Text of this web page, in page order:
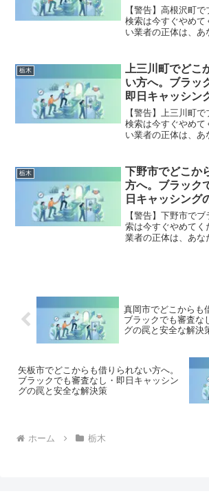
決策
【警告】高根沢町
検索は今すぐやめて
い業者の正体は、あ
高根沢町で違法業
ら抜け出した方々の
策を完全公開。
栃木
上三川町でどこ
い方へ。ブラッ
即日キャッシン
決策
【警告】上三川町
検索は今すぐやめて
い業者の正体は、あ
上三川町で違法業者
ら抜け出した方々の
策を完全公開。
栃木
下野市でどこか
方へ。ブラック
日キャッシング
策
【警告】下野市で
索は今すぐやめてく
業者の正体は、あな
真岡市でどこからも
ブラックでも審査な
グの罠と安全な解決
矢板市でどこからも借りられない方へ。
ブラックでも審査なし・即日キャッシン
グの罠と安全な解決策
ホーム 栃木